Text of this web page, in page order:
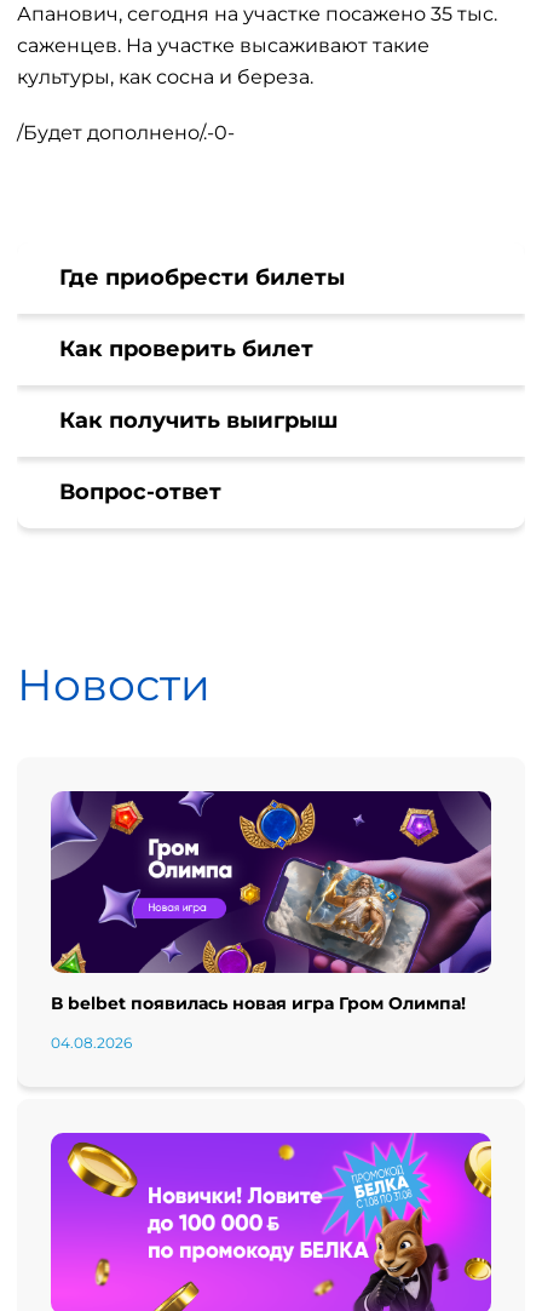
Апанович, сегодня на участке посажено 35 тыс.
саженцев. На участке высаживают такие
культуры, как сосна и береза.
/Будет дополнено/.-0-
Где приобрести билеты
Как проверить билет
Как получить выигрыш
Вопрос-ответ
Новости
В belbet появилась новая игра Гром Олимпа!
04.08.2026